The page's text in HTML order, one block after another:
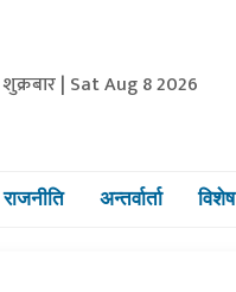
शुक्रबार | Sat Aug 8 2026
राजनीति अन्तर्वार्ता विशेष